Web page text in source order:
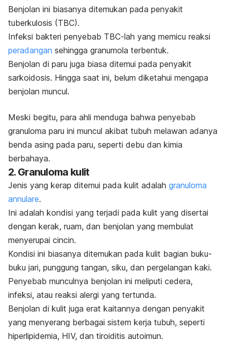
Benjolan ini biasanya ditemukan pada penyakit
tuberkulosis (TBC).
Infeksi bakteri penyebab TBC-lah yang memicu reaksi
peradangan sehingga granumola terbentuk.
Benjolan di paru juga biasa ditemui pada penyakit
sarkoidosis. Hingga saat ini, belum diketahui mengapa
benjolan muncul.
Meski begitu, para ahli menduga bahwa penyebab
granuloma paru ini muncul akibat tubuh melawan adanya
benda asing pada paru, seperti debu dan kimia
berbahaya.
2. Granuloma kulit
Jenis yang kerap ditemui pada kulit adalah granuloma
annulare.
Ini adalah kondisi yang terjadi pada kulit yang disertai
dengan kerak, ruam, dan benjolan yang membulat
menyerupai cincin.
Kondisi ini biasanya ditemukan pada kulit bagian buku-
buku jari, punggung tangan, siku, dan pergelangan kaki.
Penyebab munculnya benjolan ini meliputi cedera,
infeksi, atau reaksi alergi yang tertunda.
Benjolan di kulit juga erat kaitannya dengan penyakit
yang menyerang berbagai sistem kerja tubuh, seperti
hiperlipidemia, HIV, dan tiroiditis autoimun.